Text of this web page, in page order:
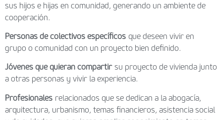
sus hijos e hijas en comunidad, generando un ambiente de
cooperación.
Personas de colectivos específicos que deseen vivir en
grupo o comunidad con un proyecto bien definido.
Jóvenes que quieran compartir su proyecto de vivienda junto
a otras personas y vivir la experiencia.
Profesionales relacionados que se dedican a la abogacía,
arquitectura, urbanismo, temas financieros, asistencia social